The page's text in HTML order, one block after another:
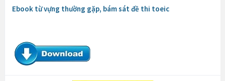
Ebook từ vựng thường gặp, bám sát đề thi toeic